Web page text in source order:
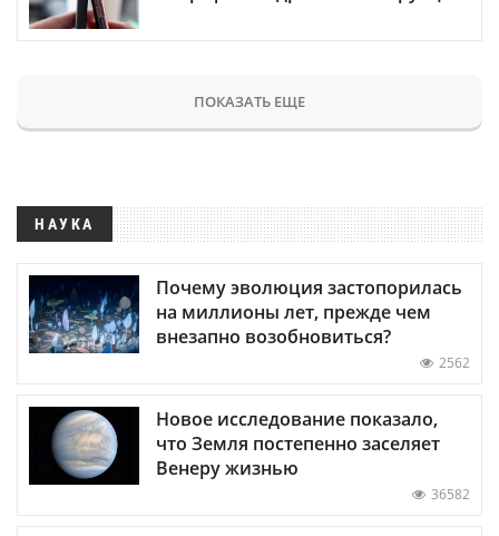
ПОКАЗАТЬ ЕЩЕ
НАУКА
Почему эволюция застопорилась
на миллионы лет, прежде чем
внезапно возобновиться?
2562
Новое исследование показало,
что Земля постепенно заселяет
Венеру жизнью
36582